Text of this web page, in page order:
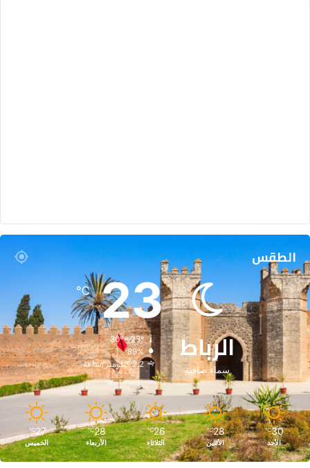
الطقس
الرباط
سماء صافية
23
℃
30º - 23º
89%
2.2 كيلومتر/ساعة
30
℃
الأحد
28
℃
الأثنين
26
℃
الثلاثاء
28
℃
الأربعاء
27
℃
الخميس